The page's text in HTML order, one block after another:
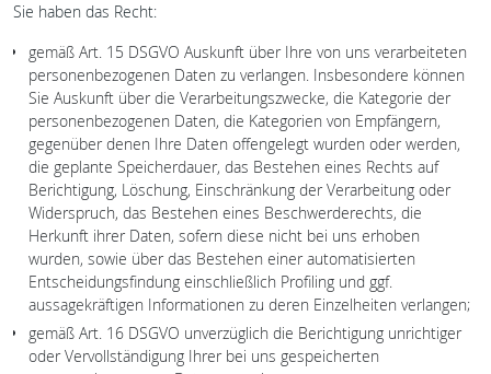
Sie haben das Recht:
gemäß Art. 15 DSGVO Auskunft über Ihre von uns verarbeiteten
personenbezogenen Daten zu verlangen. Insbesondere können
Sie Auskunft über die Verarbeitungszwecke, die Kategorie der
personenbezogenen Daten, die Kategorien von Empfängern,
gegenüber denen Ihre Daten offengelegt wurden oder werden,
die geplante Speicherdauer, das Bestehen eines Rechts auf
Berichtigung, Löschung, Einschränkung der Verarbeitung oder
Widerspruch, das Bestehen eines Beschwerderechts, die
Herkunft ihrer Daten, sofern diese nicht bei uns erhoben
wurden, sowie über das Bestehen einer automatisierten
Entscheidungsfindung einschließlich Profiling und ggf.
aussagekräftigen Informationen zu deren Einzelheiten verlangen;
gemäß Art. 16 DSGVO unverzüglich die Berichtigung unrichtiger
oder Vervollständigung Ihrer bei uns gespeicherten